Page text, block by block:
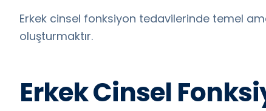
Erkek cinsel fonksiyon tedavilerinde temel
oluşturmaktır.
Erkek Cinsel